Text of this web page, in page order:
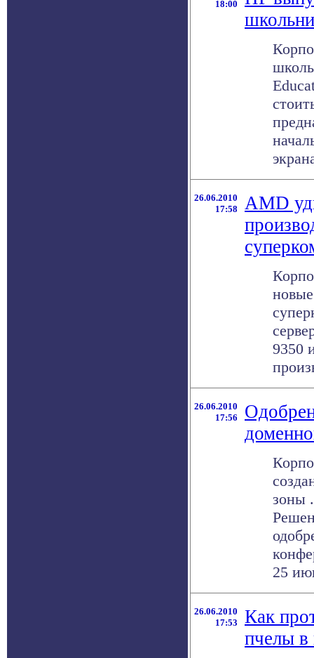
18:00
26.06.2010
17:58
AMD
9350
26.06.2010
17:56
зоны
25
26.06.2010
17:53
Как
пчелы в